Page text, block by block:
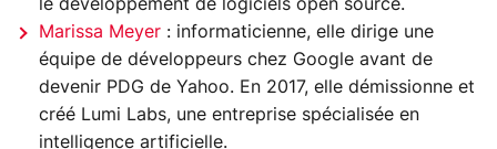
le développement de logiciels open source.
Marissa Meyer : informaticienne, elle dirige une
équipe de développeurs chez Google avant de
devenir PDG de Yahoo. En 2017, elle démissionne et
créé Lumi Labs, une entreprise spécialisée en
intelligence artificielle.